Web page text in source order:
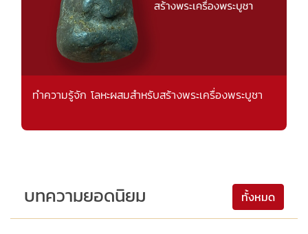
ทำความรู้จัก โลหะผสมสำหรับสร้างพระเครื่องพระบูชา
บทความยอดนิยม ทั้งหมด